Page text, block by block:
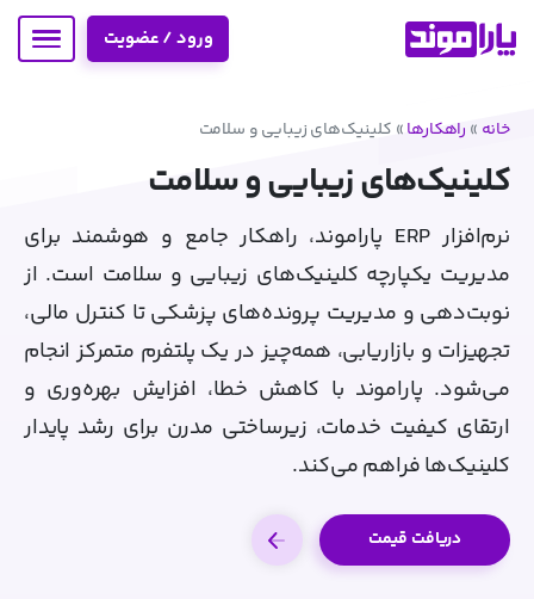
ورود / عضویت
خانه » راهکارها» کلینیک‌های زیبایی و سلامت
کلینیک‌های زیبایی و سلامت
نرم‌افزار ERP پاراموند، راهکار جامع و هوشمند برای
مدیریت یکپارچه کلینیک‌های زیبایی و سلامت است. از
نوبت‌دهی و مدیریت پرونده‌های پزشکی تا کنترل مالی،
تجهیزات و بازاریابی، همه‌چیز در یک پلتفرم متمرکز انجام
می‌شود. پاراموند با کاهش خطا، افزایش بهره‌وری و
ارتقای کیفیت خدمات، زیرساختی مدرن برای رشد پایدار
کلینیک‌ها فراهم می‌کند.
دریافت قیمت